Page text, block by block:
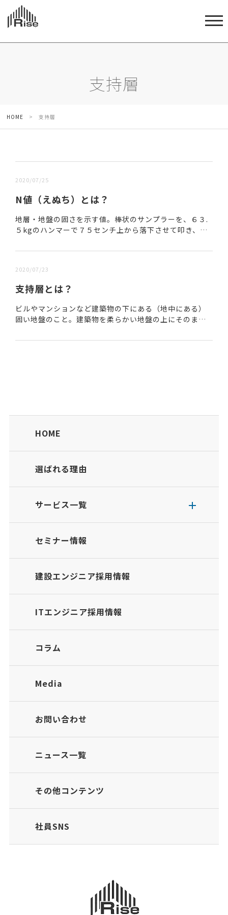
支持層
HOME > 支持層
2020/07/25
N値（えぬち）とは？
地層・地盤の固さを示す値。棒状のサンプラーを、６３.
５kgのハンマーで７５センチ上から落下させて叩き、サ
値を調べる為のこの作業が「標準貫入試験」である...
2020/07/23
支持層とは？
ビルやマンションなど建築物の下にある（地中にある）
固い地盤のこと。建築物を柔らかい地盤の上にそのまま
おおよそ地下数メートルから数十メートル下にある、こ...
HOME
選ばれる理由
サービス一覧
セミナー情報
建設エンジニア採用情報
ITエンジニア採用情報
コラム
Media
お問い合わせ
ニュース一覧
その他コンテンツ
社員SNS